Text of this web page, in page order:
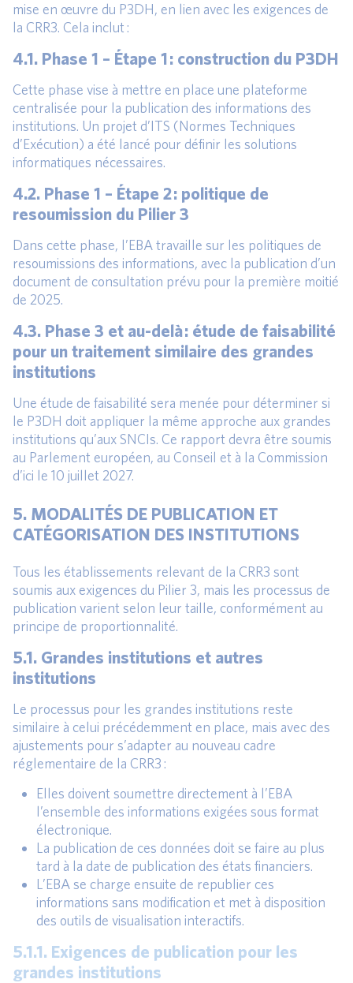
mise en œuvre du P3DH, en lien avec les exigences de
la CRR3. Cela inclut :
4.1. Phase 1 – Étape 1 : construction du P3DH
Cette phase vise à mettre en place une plateforme
centralisée pour la publication des informations des
institutions. Un projet d’ITS (Normes Techniques
d’Exécution) a été lancé pour définir les solutions
informatiques nécessaires.
4.2. Phase 1 – Étape 2 : politique de
resoumission du Pilier 3
Dans cette phase, l’EBA travaille sur les politiques de
resoumissions des informations, avec la publication d’un
document de consultation prévu pour la première moitié
de 2025.
4.3. Phase 3 et au-delà : étude de faisabilité
pour un traitement similaire des grandes
institutions
Une étude de faisabilité sera menée pour déterminer si
le P3DH doit appliquer la même approche aux grandes
institutions qu’aux SNCIs. Ce rapport devra être soumis
au Parlement européen, au Conseil et à la Commission
d’ici le 10 juillet 2027.
5. MODALITÉS DE PUBLICATION ET
CATÉGORISATION DES INSTITUTIONS
Tous les établissements relevant de la CRR3 sont
soumis aux exigences du Pilier 3, mais les processus de
publication varient selon leur taille, conformément au
principe de proportionnalité.
5.1. Grandes institutions et autres
institutions
Le processus pour les grandes institutions reste
similaire à celui précédemment en place, mais avec des
ajustements pour s’adapter au nouveau cadre
réglementaire de la CRR3 :
Elles doivent soumettre directement à l’EBA
l’ensemble des informations exigées sous format
électronique.
La publication de ces données doit se faire au plus
tard à la date de publication des états financiers.
L’EBA se charge ensuite de republier ces
informations sans modification et met à disposition
des outils de visualisation interactifs.
5.1.1. Exigences de publication pour les
grandes institutions